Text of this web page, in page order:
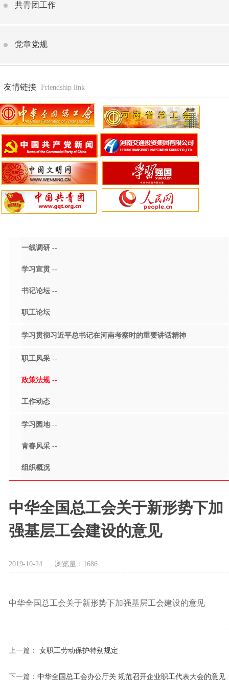
共青团工作
党章党规
友情链接 Friendship link
一线调研 --
学习宣贯 --
书记论坛 --
职工论坛
学习贯彻习近平总书记在河南考察时的重要讲话精神
职工风采 --
政策法规 --
工作动态
学习园地 --
青春风采 --
组织概况
中华全国总工会关于新形势下加
强基层工会建设的意见
2019-10-24 浏览量： 1686
中华全国总工会关于新形势下加强基层工会建设的意见
上一篇： 女职工劳动保护特别规定
下一篇： 中华全国总工会办公厅关 规范召开企业职工代表大会的意见